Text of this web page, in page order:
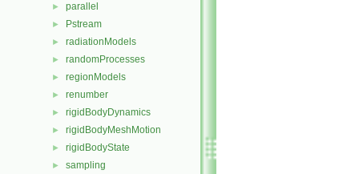
► parallel
► Pstream
► radiationModels
► randomProcesses
► regionModels
► renumber
► rigidBodyDynamics
► rigidBodyMeshMotion
► rigidBodyState
► sampling